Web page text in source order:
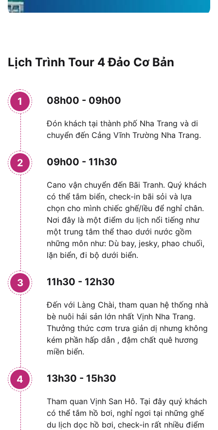
Lịch Trình Tour 4 Đảo Cơ Bản
1 08h00 - 09h00
Đón khách tại thành phố Nha Trang và di
chuyển đến Cảng Vĩnh Trường Nha Trang.
2 09h00 - 11h30
Cano vận chuyển đến Bãi Tranh. Quý khách
có thể tắm biển, check-in bãi sỏi và lựa
chọn cho mình chiếc ghế/lều để nghỉ chân.
Nơi đây là một điểm du lịch nổi tiếng như
một trung tâm thể thao dưới nước gồm
những môn như: Dù bay, jesky, phao chuối,
lặn biển, đi bộ dưới biển.
3 11h30 - 12h30
Đến với Làng Chài, tham quan hệ thống nhà
bè nuôi hải sản lớn nhất Vịnh Nha Trang.
Thưởng thức cơm trưa giản dị nhưng không
kém phần hấp dẫn , đậm chất quê hương
miền biển.
4 13h30 - 15h30
Tham quan Vịnh San Hô. Tại đây quý khách
có thể tắm hồ bơi, nghỉ ngơi tại những ghế
du lịch dọc hồ bơi, check-in rất nhiều điểm